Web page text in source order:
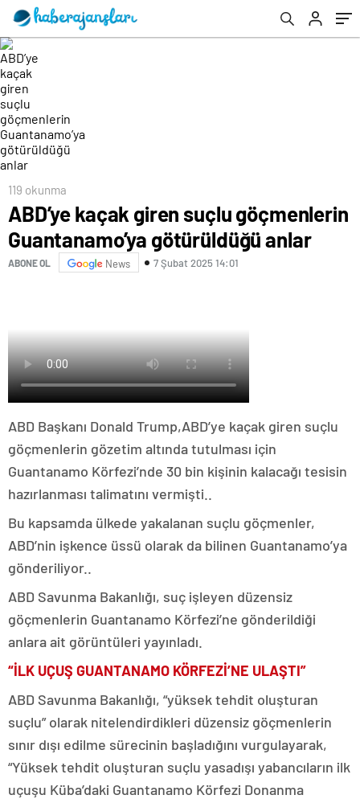
119 okunma
ABD’ye kaçak giren suçlu göçmenlerin
Guantanamo’ya götürüldüğü anlar
ABONE OL News 7 Şubat 2025 14:01
ABD Başkanı Donald Trump,ABD’ye kaçak giren suçlu
göçmenlerin gözetim altında tutulması için
Guantanamo Körfezi’nde 30 bin kişinin kalacağı tesisin
hazırlanması talimatını vermişti..
Bu kapsamda ülkede yakalanan suçlu göçmenler,
ABD’nin işkence üssü olarak da bilinen Guantanamo’ya
gönderiliyor..
ABD Savunma Bakanlığı, suç işleyen düzensiz
göçmenlerin Guantanamo Körfezi’ne gönderildiği
anlara ait görüntüleri yayınladı.
“İLK UÇUŞ GUANTANAMO KÖRFEZİ’NE ULAŞTI”
ABD Savunma Bakanlığı, “yüksek tehdit oluşturan
suçlu” olarak nitelendirdikleri düzensiz göçmenlerin
sınır dışı edilme sürecinin başladığını vurgulayarak,
“Yüksek tehdit oluşturan suçlu yasadışı yabancıların ilk
uçuşu Küba’daki Guantanamo Körfezi Donanma